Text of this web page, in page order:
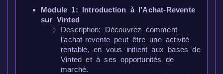
Module 1: Introduction à l’Achat-Revente
sur Vinted
Description: Découvrez comment
l’achat-revente peut être une activité
rentable, en vous initient aux bases de
Vinted et à ses opportunités de
marché.